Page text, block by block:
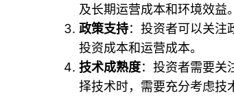
及长期运营成本和环境效益。
政策支持：投资者可以关注
投资成本和运营成本。
技术成熟度：投资者需要关
择技术时，需要充分考虑技